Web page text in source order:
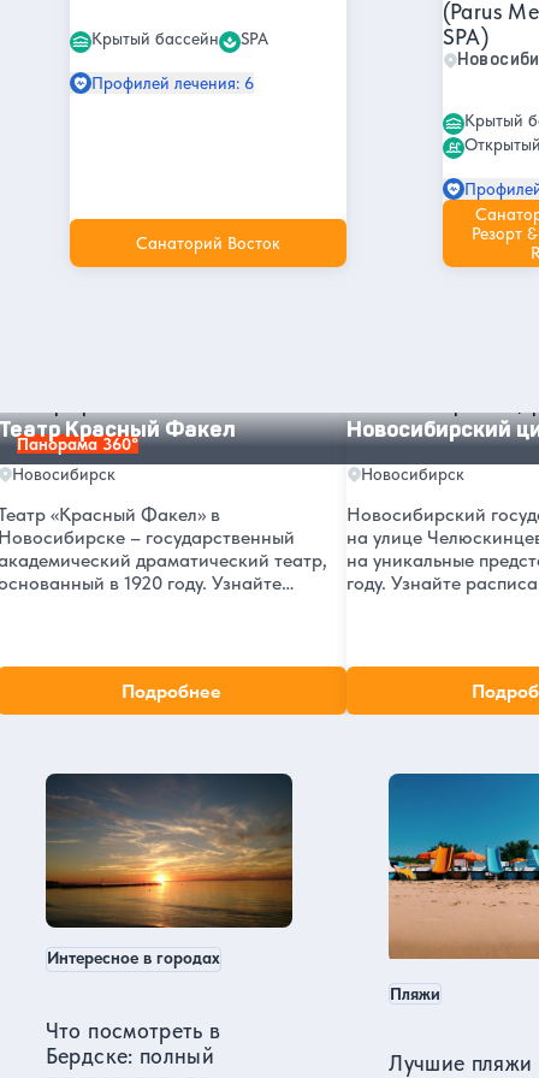
Крытый бассейн SPA
Профилей лечения: 6
Санаторий Восток
(Parus
SPA)
Крытый
Резорт
Панорама 360°
Красный Факел
Новосибирск
«Красный Факел» в
– государственный
драматический театр,
в 1920 году. Узнайте
театре.
Подробнее
Новосибирский
Новосибирск
Новосибирский
на улице
на уникальные
году. Узнайте
Что посмотреть в
Бердске: полный
Интересное в городах
Лучшие пляжи
Пляжи